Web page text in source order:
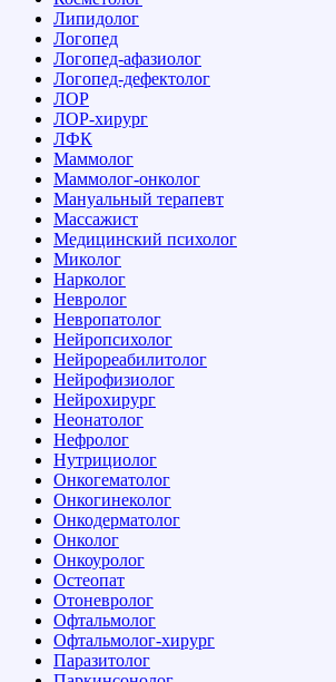
Липидолог
Логопед
Логопед-афазиолог
Логопед-дефектолог
ЛОР
ЛОР-хирург
ЛФК
Маммолог
Маммолог-онколог
Мануальный терапевт
Массажист
Медицинский психолог
Миколог
Нарколог
Невролог
Невропатолог
Нейропсихолог
Нейрореабилитолог
Нейрофизиолог
Нейрохирург
Неонатолог
Нефролог
Нутрициолог
Онкогематолог
Онкогинеколог
Онкодерматолог
Онколог
Онкоуролог
Остеопат
Отоневролог
Офтальмолог
Офтальмолог-хирург
Паразитолог